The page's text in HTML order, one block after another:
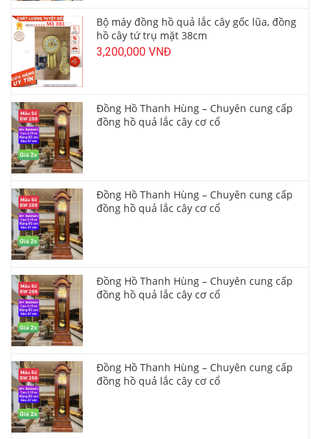
Bộ máy đồng hồ quả lắc cây gốc lũa, đồng
hồ cây tứ trụ mặt 38cm
3,200,000 VNĐ
Đồng Hồ Thanh Hùng – Chuyên cung cấp
đồng hồ quả lắc cây cơ cổ
Đồng Hồ Thanh Hùng – Chuyên cung cấp
đồng hồ quả lắc cây cơ cổ
Đồng Hồ Thanh Hùng – Chuyên cung cấp
đồng hồ quả lắc cây cơ cổ
Đồng Hồ Thanh Hùng – Chuyên cung cấp
đồng hồ quả lắc cây cơ cổ